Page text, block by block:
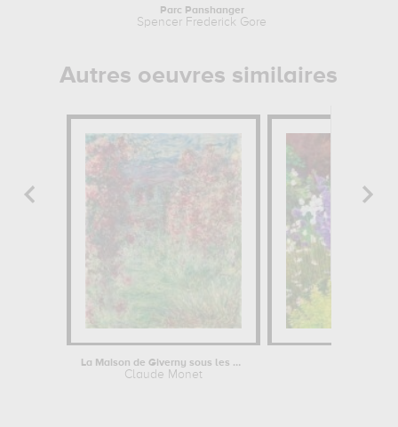
Parc Panshanger
Spencer Frederick Gore
Autres oeuvres similaires
La Maison de Giverny sous les Roses
Claude Monet